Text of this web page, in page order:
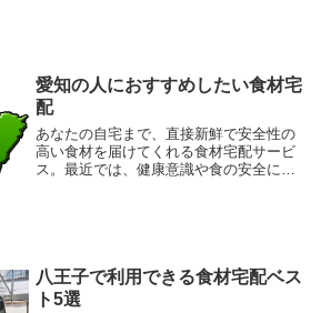
愛知の人におすすめしたい食材宅
配
あなたの自宅まで、直接新鮮で安全性の
高い食材を届けてくれる食材宅配サービ
ス。最近では、健康意識や食の安全に対
八王子で利用できる食材宅配ベス
ト5選